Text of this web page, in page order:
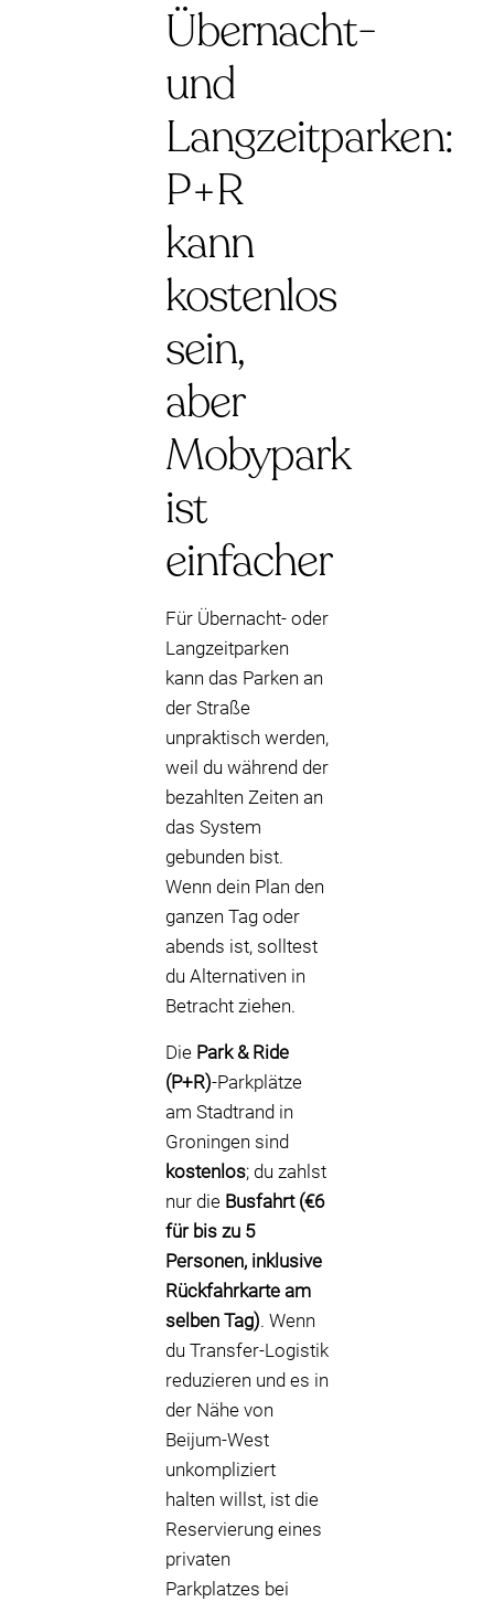
Übernacht-
und
Langzeitparken:
P+R
kann
kostenlos
sein,
aber
Mobypark
ist
einfacher
Für Übernacht- oder
Langzeitparken
kann das Parken an
der Straße
unpraktisch werden,
weil du während der
bezahlten Zeiten an
das System
gebunden bist.
Wenn dein Plan den
ganzen Tag oder
abends ist, solltest
du Alternativen in
Betracht ziehen.
Die Park & Ride
(P+R)-Parkplätze
am Stadtrand in
Groningen sind
kostenlos; du zahlst
nur die Busfahrt (€6
für bis zu 5
Personen, inklusive
Rückfahrkarte am
selben Tag). Wenn
du Transfer-Logistik
reduzieren und es in
der Nähe von
Beijum-West
unkompliziert
halten willst, ist die
Reservierung eines
privaten
Parkplatzes bei